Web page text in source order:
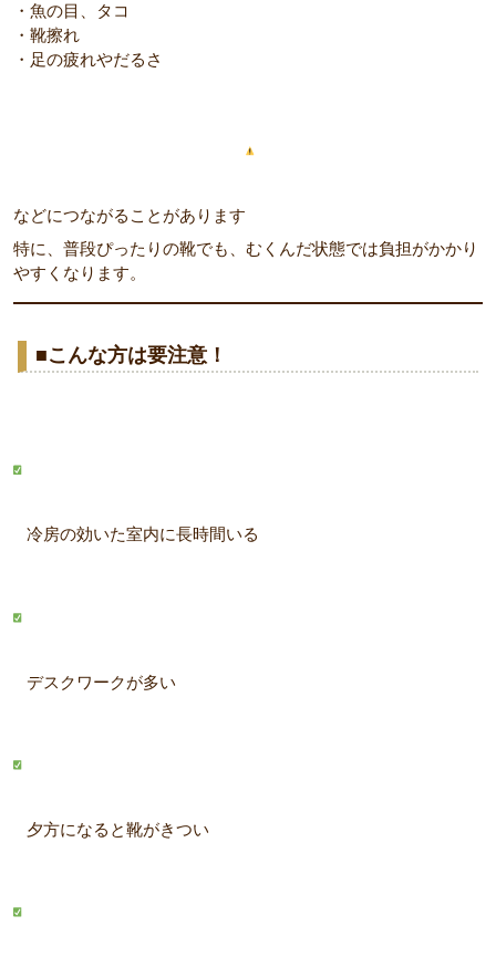
・魚の目、タコ
・靴擦れ
・足の疲れやだるさ
などにつながることがあります
特に、普段ぴったりの靴でも、むくんだ状態では負担がかかり
やすくなります。
■こんな方は要注意！
冷房の効いた室内に長時間いる
デスクワークが多い
夕方になると靴がきつい